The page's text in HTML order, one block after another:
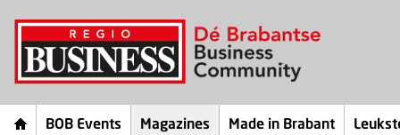
BOB Events Magazines Made in Brabant